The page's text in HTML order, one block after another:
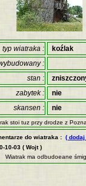
typ wiatraka :
koźlak
:
stan :
zabytek :
nie
skansen :
nie
stoi tuz przy drodze z
do wiatraka : (
10-03 ( Wojt )
Wiatrak ma odbudoeane